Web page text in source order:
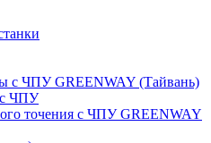
с ЧПУ GREENWAY (Тайвань)
с ЧПУ
точения с ЧПУ GREENWAY